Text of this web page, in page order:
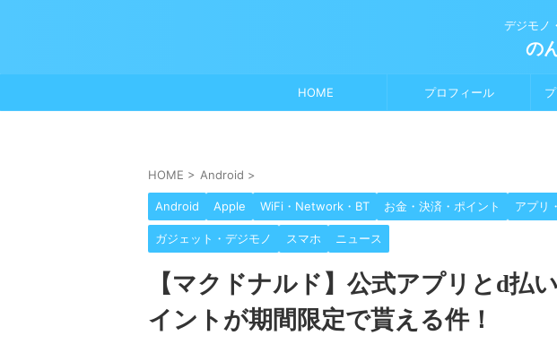
デジモノ
の
HOME プロフィール
HOME > Android >
Android Apple WiFi・Network・BT お金・決済・ポイント アプリ
ガジェット・デジモノ スマホ ニュース
【マクドナルド】公式アプリとd払
イントが期間限定で貰える件！